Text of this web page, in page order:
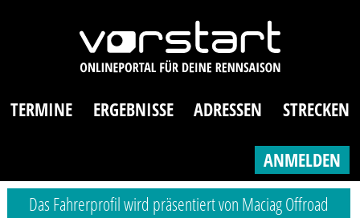
TERMINE ERGEBNISSE ADRESSEN STRECKEN
ANMELDEN
Das Fahrerprofil wird präsentiert von Maciag Offroad